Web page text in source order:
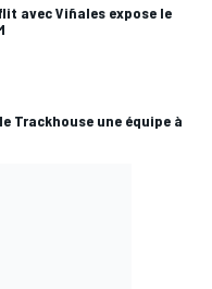
avec Viñales expose le
Trackhouse une équipe à